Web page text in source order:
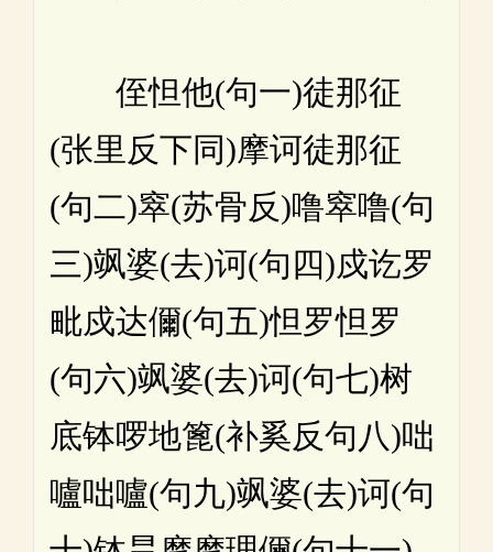
侄怛他(句一)徒那征
(张里反下同)摩诃徒那征
(句二)窣(苏骨反)噜窣噜(句
三)飒婆(去)诃(句四)戍讫罗
毗戍达儞(句五)怛罗怛罗
(句六)飒婆(去)诃(句七)树
底钵啰地篦(补奚反句八)咄
嚧咄嚧(句九)飒婆(去)诃(句